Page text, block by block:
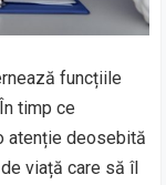
funcțiile
timp ce
atenție deosebită
viață care să îl